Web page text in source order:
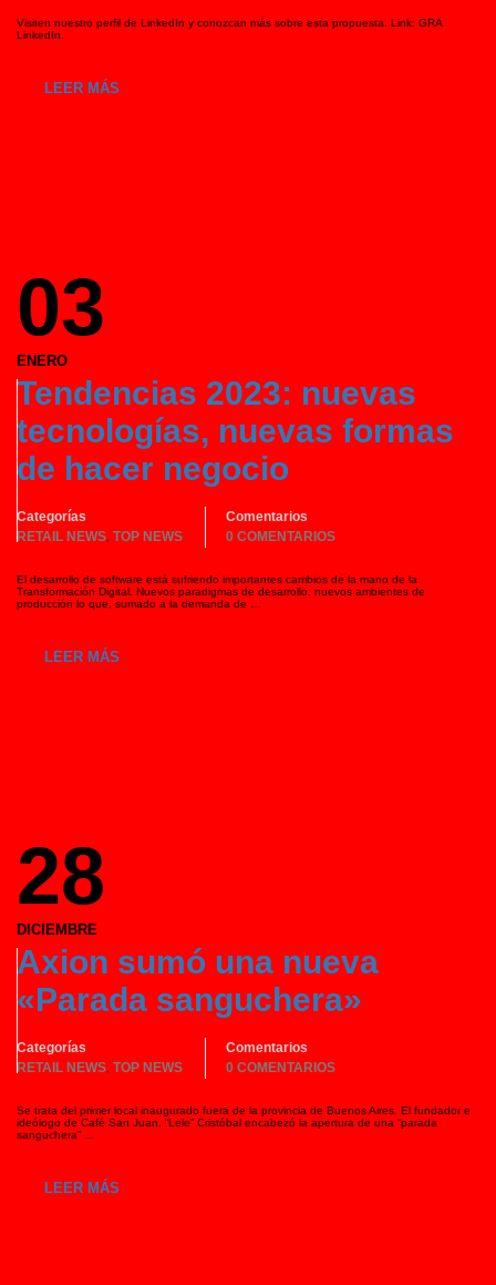
Visiten nuestro perfil de LinkedIn y conozcan más sobre esta propuesta. Link: GRA
LinkedIn.
LEER MÁS
03
ENERO
Tendencias 2023: nuevas
tecnologías, nuevas formas
de hacer negocio
Categorías
RETAIL NEWS TOP NEWS
Comentarios
0 COMENTARIOS
El desarrollo de software está sufriendo importantes cambios de la mano de la
Transformación Digital. Nuevos paradigmas de desarrollo, nuevos ambientes de
producción lo que, sumado a la demanda de …
LEER MÁS
28
DICIEMBRE
Axion sumó una nueva
«Parada sanguchera»
Categorías
RETAIL NEWS TOP NEWS
Comentarios
0 COMENTARIOS
Se trata del primer local inaugurado fuera de la provincia de Buenos Aires. El fundador e
ideólogo de Café San Juan, “Lele” Cristóbal encabezó la apertura de una “parada
sanguchera” …
LEER MÁS